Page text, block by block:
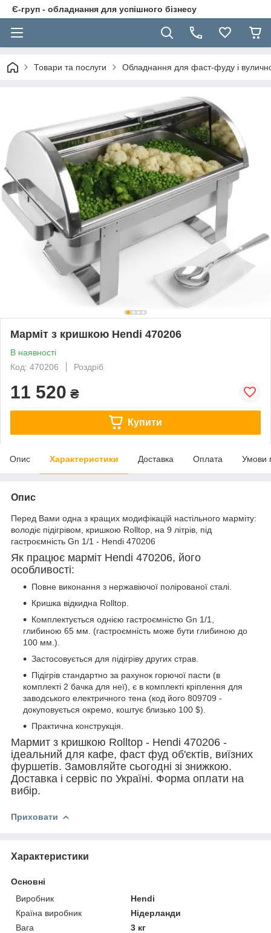
Є-груп - обладнання для успішного бізнесу
Товари та послуги Обладнання для фаст-фуду і
Марміт з кришкою Hendi 470206
В наявності
Код: 470206
Роздріб
11 520 ₴
Купити
Опис Характеристики Доставка Оплата Умови
Опис
Перед Вами одна з кращих модифікацій настільного марміту:
володіє підігрівом, кришкою Rolltop, на 9 літрів, під
гастроємність Gn 1/1 - Hendi 470206
Як працює марміт Hendi 470206, його
особливості:
Повне виконання з нержавіючої полірованої сталі.
Кришка відкидна Rolltop.
Комплектується однією гастроємністю Gn 1/1,
глибиною 65 мм. (гастроємність може бути глибиною до
100 мм.).
Застосовується для підігріву других страв.
Підігрів стандартно за рахунок горючої пасти (в
комплекті 2 бачка для неї), є в комплекті кріплення для
заводського електричного тена (код його 809709 -
докуповується окремо, коштує близько 100 $).
Практична конструкція.
Мармит з кришкою Rolltop - Hendi 470206 -
ідеальний для кафе, фаст фуд об'єктів, виїзних
фуршетів. Замовляйте сьогодні зі знижкою.
Доставка і сервіс по Україні. Форма оплати на
вибір.
Приховати
Характеристики
Основні
Виробник
Hendi
Країна виробник
Нідерланди
Вага
3 кг